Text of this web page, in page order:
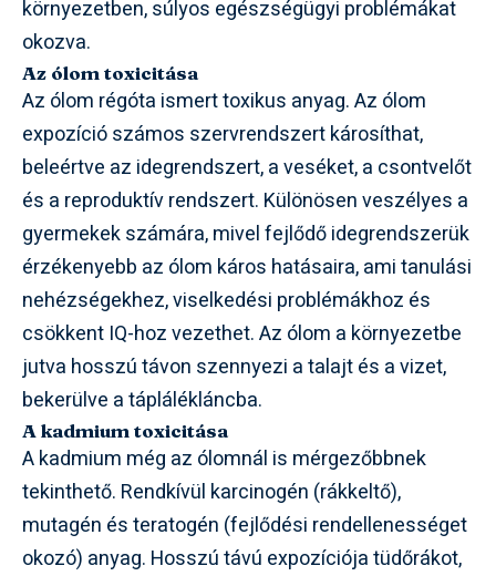
környezetben, súlyos egészségügyi problémákat
okozva.
Az ólom toxicitása
Az ólom régóta ismert toxikus anyag. Az ólom
expozíció számos szervrendszert károsíthat,
beleértve az idegrendszert, a veséket, a csontvelőt
és a reproduktív rendszert. Különösen veszélyes a
gyermekek számára, mivel fejlődő idegrendszerük
érzékenyebb az ólom káros hatásaira, ami tanulási
nehézségekhez, viselkedési problémákhoz és
csökkent IQ-hoz vezethet. Az ólom a környezetbe
jutva hosszú távon szennyezi a talajt és a vizet,
bekerülve a táplálékláncba.
A kadmium toxicitása
A kadmium még az ólomnál is mérgezőbbnek
tekinthető. Rendkívül karcinogén (rákkeltő),
mutagén és teratogén (fejlődési rendellenességet
okozó) anyag. Hosszú távú expozíciója tüdőrákot,